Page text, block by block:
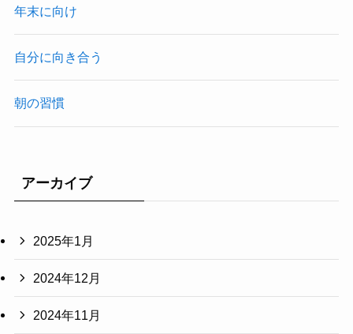
年末に向け
自分に向き合う
朝の習慣
アーカイブ
2025年1月
2024年12月
2024年11月